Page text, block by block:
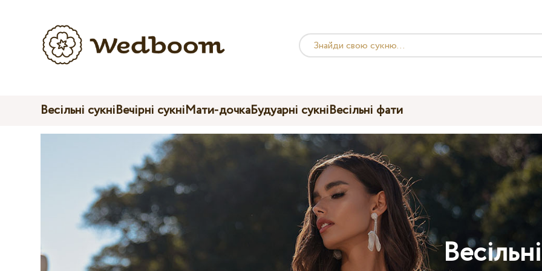
Весільні сукніВечірні сукніМати-дочкаБудуарні сукніВесільні фати
Family Look